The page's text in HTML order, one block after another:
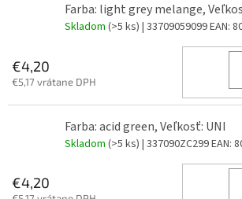
Farba: light grey melange,
Skladom (>5 ks) | 33709059099EAN:
€4,20
€5,17 vrátane DPH
Farba: acid green, Veľkosť: UNI
Skladom (>5 ks) | 337090ZC299EAN:
€4,20